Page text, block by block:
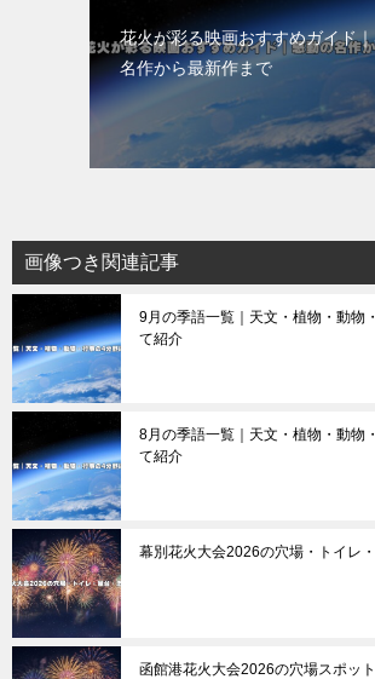
花火が彩る映画おすすめガイド
名作から最新作まで
画像つき関連記事
9月の季語一覧｜天文・植物・動物
て紹介
8月の季語一覧｜天文・植物・動物
て紹介
幕別花火大会2026の穴場・トイレ
函館港花火大会2026の穴場スポッ